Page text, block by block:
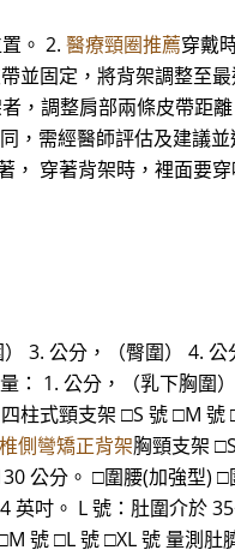
。 2. 醫療頸圈推薦穿戴
並固定，將背架調整至
，調整肩部兩條皮帶距
，需經醫師評估及建議
穿著背架時，裡面要
3. 公分，（臀圍） 4.
1. 公分，（乳下胸圍
柱式頸支架 □S 號 □M
側彎矯正背架胸頸支架
公分。 □圍腰(加強型)
英吋。 L 號：肚圍介於
號 □L 號 □XL 號 量測